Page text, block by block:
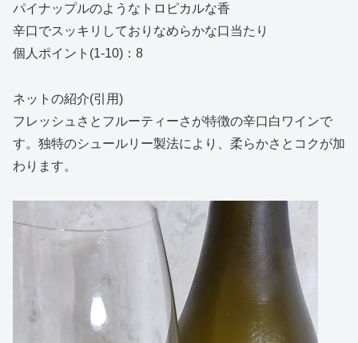
パイナップルのようなトロピカルな香
辛口でスッキリしておりなめらかな口当たり
個人ポイント(1-10)：8
ネットの紹介(引用)
フレッシュさとフルーティーさが特徴の辛口白ワインで
す。独特のシュールリー製法により、柔らかさとコクが加
わります。